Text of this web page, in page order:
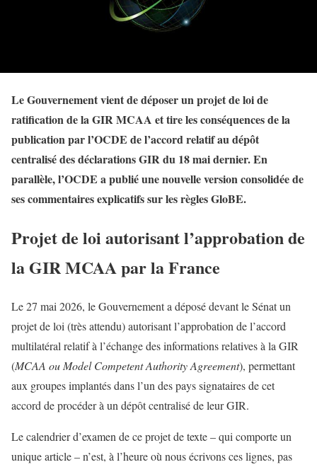
Le Gouvernement vient de déposer un projet de loi de
ratification de la GIR MCAA et tire les conséquences de la
publication par l’OCDE de l’accord relatif au dépôt
centralisé des déclarations GIR du 18 mai dernier. En
parallèle, l’OCDE a publié une nouvelle version consolidée de
ses commentaires explicatifs sur les règles GloBE.
Projet de loi autorisant l’approbation de
la GIR MCAA par la France
Le 27 mai 2026, le Gouvernement a déposé devant le Sénat un
projet de loi (très attendu) autorisant l’approbation de l’accord
multilatéral relatif à l’échange des informations relatives à la GIR
(MCAA ou Model Competent Authority Agreement), permettant
aux groupes implantés dans l’un des pays signataires de cet
accord de procéder à un dépôt centralisé de leur GIR.
Le calendrier d’examen de ce projet de texte – qui comporte un
unique article – n’est, à l’heure où nous écrivons ces lignes, pas